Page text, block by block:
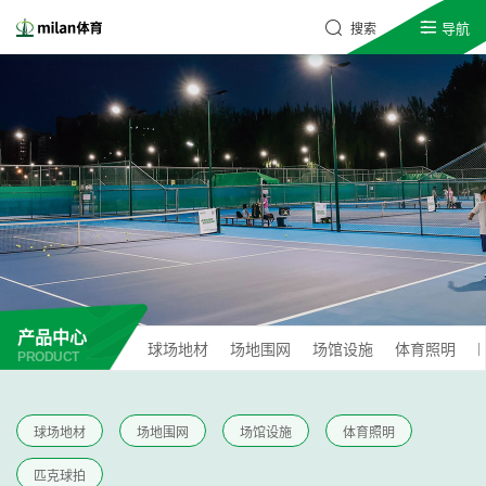
搜索 导航
产品中心
PRODUCT 球场地材 场地围网 场馆设施 体育照明
球场地材 场地围网 场馆设施 体育照明
匹克球拍